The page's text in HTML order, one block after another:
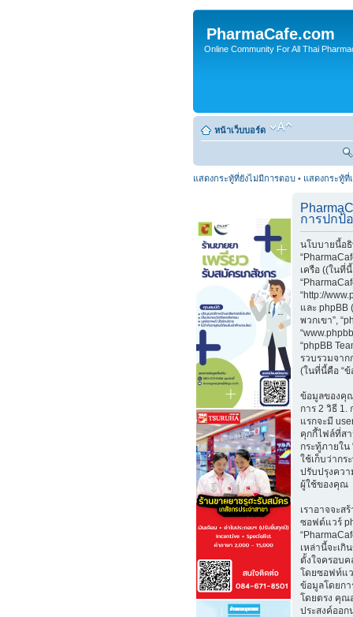
PharmaCafe.com
Online Community For All Thai
หน้าเว็บบอร์ด
แสดงกระทู้ที่ยังไม่มีการตอบ • แสดงกระทู้ที่
การปกป้
นโบบายนี้อธิ
เครือ ((ในที่นี้
“http://
และ phpBB
พวกเขา”,
“phpBB
รวบรวมจา
(ในที่นี้คือ “
ข้อมูลของคุ
การ 2 วิธี 1.
แรกจะมี
คุกกี้ไฟล์ที่ส
กระทู้ภายใน
ใช้เก็บว่ากร
ปรับปรุงควา
ผู้ใช้ของคุณ
เราอาจจะส
ซอฟต์แวร์
เหล่านี้จะเกิ
ตั้งใจครอบ
โดยซอฟท์แว
ข้อมูลโดยก
โดยตรง คุณ
ประสงค์ออก